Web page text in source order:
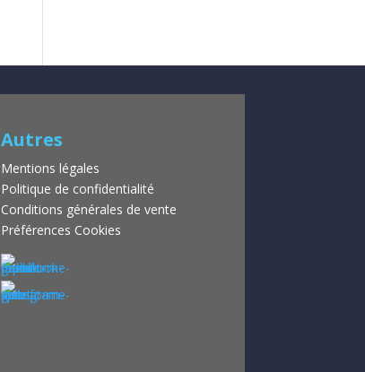
Autres
Mentions légales
Politique de confidentialité
Conditions générales de vente
Préférences Cookies